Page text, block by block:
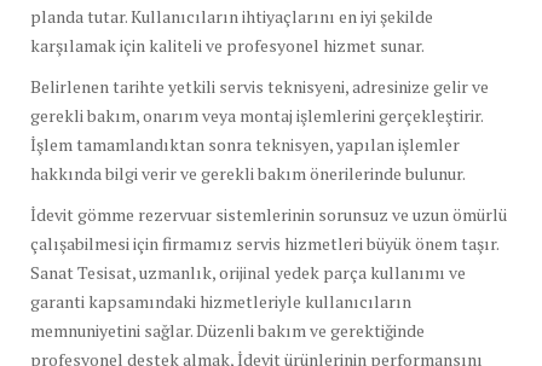
planda tutar. Kullanıcıların ihtiyaçlarını en iyi şekilde
karşılamak için kaliteli ve profesyonel hizmet sunar.
Belirlenen tarihte yetkili servis teknisyeni, adresinize gelir ve
gerekli bakım, onarım veya montaj işlemlerini gerçekleştirir.
İşlem tamamlandıktan sonra teknisyen, yapılan işlemler
hakkında bilgi verir ve gerekli bakım önerilerinde bulunur.
İdevit gömme rezervuar sistemlerinin sorunsuz ve uzun ömürlü
çalışabilmesi için firmamız servis hizmetleri büyük önem taşır.
Sanat Tesisat, uzmanlık, orijinal yedek parça kullanımı ve
garanti kapsamındaki hizmetleriyle kullanıcıların
memnuniyetini sağlar. Düzenli bakım ve gerektiğinde
profesyonel destek almak, İdevit ürünlerinin performansını